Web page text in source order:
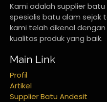
Kami adalah supplier
spesialis batu alam sejak
kami telah dikenal
kualitas produk yang baik.
Main Link
Profil
Artikel
Supplier Batu Andesit